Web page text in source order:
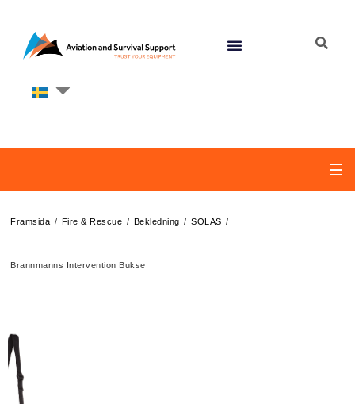
☰
Framsida / Fire & Rescue / Bekledning / SOLAS /
Brannmanns Intervention Bukse